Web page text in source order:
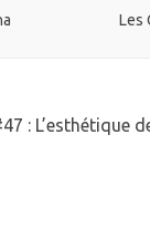
Les
: L’esthétique